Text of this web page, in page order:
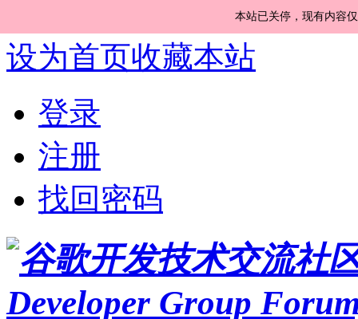
本站已关停，现有内容
设为首页收藏本站
登录
注册
找回密码